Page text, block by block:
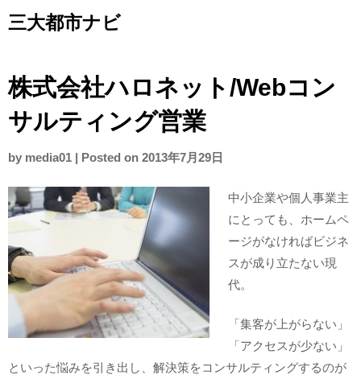
to三大都市ナビ
株式会社ハロネット/Webコン
サルティング営業
by media01 | Posted on 2013年7月29日
中小企業や個人事業主
にとっても、ホームペ
ージがなければビジネ
スが成り立たない現
代。
「集客が上がらない」
「アクセスが少ない」
といった悩みを引き出し、解決策をコンサルティングするのが